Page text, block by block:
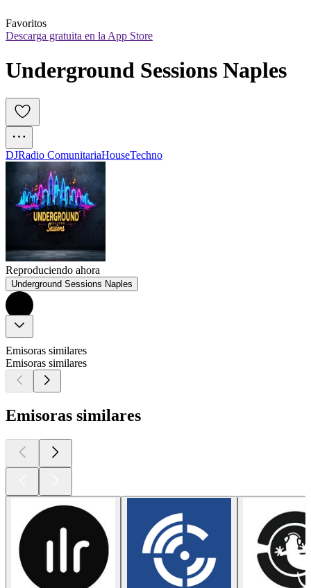
Favoritos
Descarga gratuita en la App Store
Underground Sessions Naples
DJRadio ComunitariaHouseTechno
Reproduciendo ahora
Underground Sessions Naples
Emisoras similares
Emisoras similares
Emisoras similares